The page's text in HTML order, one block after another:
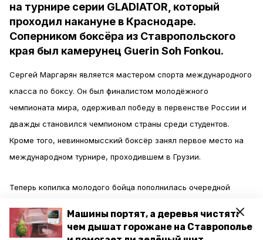
Машины портят, а деревья чистят:
чем дышат горожане на Ставрополье
на турнире серии GLADIATOR, который
проходил накануне в Краснодаре.
Соперником боксёра из Ставропольского
края был камерунец Guerin Soh Fonkou.
Сергей Маргарян является мастером спорта международного
класса по боксу. Он был финалистом молодёжного
чемпионата мира, одерживал победу в первенстве России и
дважды становился чемпионом страны среди студентов.
Кроме того, невинномысский боксёр занял первое место на
международном турнире, проходившем в Грузии.
Теперь копилка молодого бойца пополнилась очередной
килограмма. Он стал шестым в программе вечера.
Спортсмена поздравил с победой глава Невинномысска